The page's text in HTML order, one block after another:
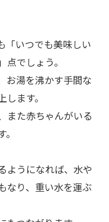
「いつでも美味しい
でしょう。
お湯を沸かす手間な
ます。
また赤ちゃんがいる
ようになれば、水や
なり、重い水を運ぶ